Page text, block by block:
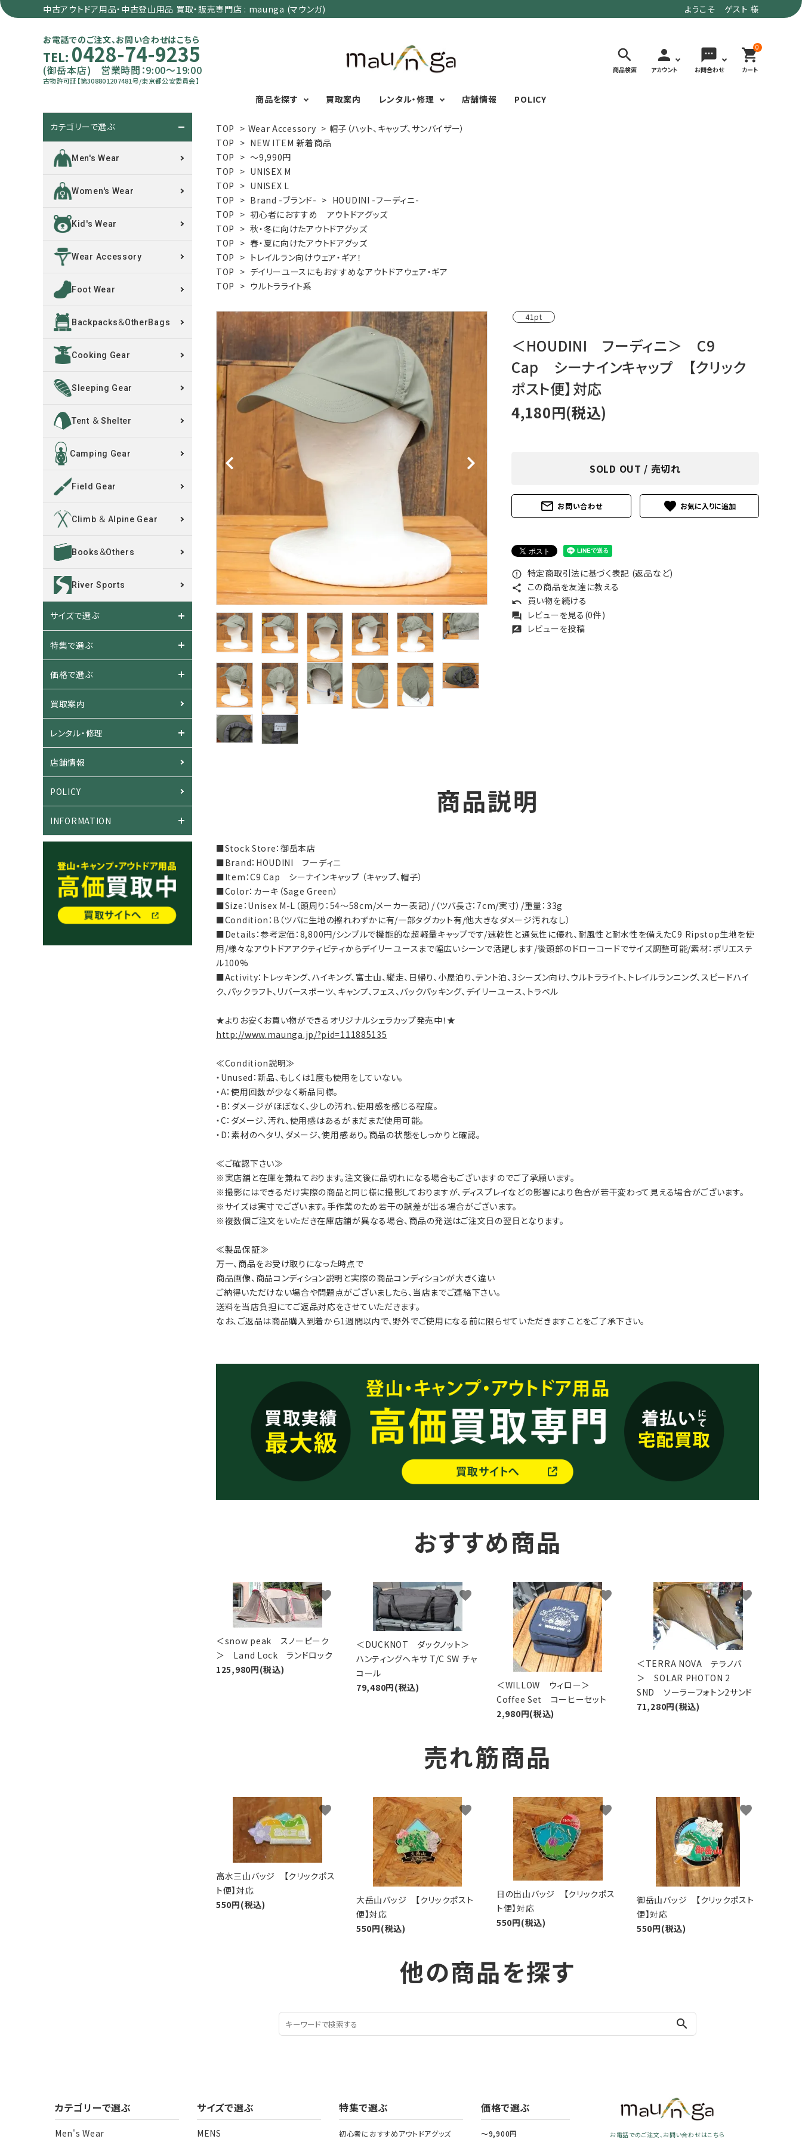
中古アウトドア用品・中古登山用品 買取・販売専門店 : maunga (マウンガ) ようこそ ゲスト 様
お電話でのご注文、お問い合わせはこちら
TEL: 0428-74-9235
(御岳本店) 営業時間：9:00～19:00
古物許可証【第308801207481号/東京都公安委員会】
search
商品検索
person
アカウント
sms
お問合わせ
0
shopping_cart
カート
商品を探す
カテゴリーで選ぶ
Men's Wear
Women's Wear
Kid's Wear
Wear Accessory
Foot Wear
Backpacks＆
OtherBags
Cooking Gear
Tent ＆ Shelter
Camping Gear
Field Gear
Climb ＆ Alpine
Gear
Books＆Others
River Sports
XXS
XS M
XXSXSS MLXL
ギア
テント泊山行に向けたギ
ア！
沢登りに向けたウェア・ギ
ア！
トレイルラン向けウェア・ギ
ア！
キャンプに向けたギア！
買取案内 レンタル・修理 店舗情報 POLICY
レンタル・修理
INFORMATION
ACCOUNT MENU
ようこそ ゲスト 様
ログイン
TOP > Wear Accessory > 帽子（ハット、キャップ、サンバイザー）
TOP > NEW ITEM 新着商品
TOP > ～9,990円
TOP > UNISEX M
TOP > UNISEX L
TOP > Brand -ブランド- > HOUDINI -フーディニ-
TOP > 初心者におすすめ アウトドアグッズ
TOP > 秋・冬に向けたアウトドアグッズ
TOP > 春・夏に向けたアウトドアグッズ
TOP > トレイルラン向けウェア・ギア！
TOP > デイリーユースにもおすすめなアウトドアウェア・ギア
TOP > ウルトラライト系
41pt
＜HOUDINI フーディニ＞ C9
Cap シーナインキャップ 【クリック
ポスト便】対応
4,180円(税込)
SOLD OUT / 売切れ
mail_outline お問い合わせ favorite
error_outline 特定商取引法に基づく表記 (返品など)
share この商品を友達に教える
undo 買い物を続ける
forum レビューを見る(0件)
rate_review レビューを投稿
商品説明
■Stock Store：御岳本店
■Brand：HOUDINI フーディニ
■Item：C9 Cap シーナインキャップ （キャップ、帽子）
■Color：カーキ（Sage Green）
■Size：Unisex M-L（頭周り：54～58cm/メーカー表記）/（ツバ長さ：7cm/実寸）/重量：33g
■Condition：B（ツバに生地の擦れわずかに有/一部タグカット有/他大きなダメージ汚れなし）
■Details：参考定価：8,800円/シンプルで機能的な超軽量キャップです/速乾性と通気性に優れ、耐風性と耐水性を備えたC9 Ripstop生地を使
用/様々なアウトドアアクティビティからデイリーユースまで幅広いシーンで活躍します/後頭部のドローコードでサイズ調整可能/素材：ポリエステ
ル100%
■Activity：トレッキング、ハイキング、富士山、縦走、日帰り、小屋泊り、テント泊、3シーズン向け、ウルトラライト、トレイルランニング、スピードハイ
ク、パックラフト、リバースポーツ、キャンプ、フェス、バックパッキング、デイリーユース、トラベル
★よりお安くお買い物ができるオリジナルシェラカップ発売中！★
http://www.maunga.jp/?pid=111885135
≪Condition説明≫
・Unused：新品、もしくは1度も使用をしていない。
・A：使用回数が少なく新品同様。
・B：ダメージがほぼなく、少しの汚れ、使用感を感じる程度。
・C：ダメージ、汚れ、使用感はあるがまだまだ使用可能。
・D：素材のヘタリ、ダメージ、使用感あり。商品の状態をしっかりと確認。
≪ご確認下さい≫
※実店舗と在庫を兼ねております。注文後に品切れになる場合もございますのでご了承願います。
※撮影にはできるだけ実際の商品と同じ様に撮影しておりますが、ディスプレイなどの影響により色合が若干変わって見える場合がございます。
※サイズは実寸でございます。手作業のため若干の誤差が出る場合がございます。
※複数個ご注文をいただき在庫店舗が異なる場合、商品の発送はご注文日の翌日となります。
≪製品保証≫
万一、商品をお受け取りになった時点で
商品画像、商品コンディション説明と実際の商品コンディションが大きく違い
ご納得いただけない場合や問題点がございましたら、当店までご連絡下さい。
送料を当店負担にてご返品対応をさせていただきます。
なお、ご返品は商品購入到着から1週間以内で、野外でご使用になる前に限らせていただきますことをご了承下さい。
おすすめ商品
＜snow peak スノーピーク
＞ Land Lock ランドロック
125,980円(税込)
favorite
＜DUCKNOT ダックノット＞
ハンティングヘキサ T/C SW チャ
コール
79,480円(税込)
favorite
＜WILLOW ウィロー＞
Coffee Set コーヒーセット
2,980円(税込)
favorite
＜TERRA NOVA テラノバ
＞ SOLAR PHOTON 2
SND ソーラーフォトン2サンド
71,280円(税込)
favorite
売れ筋商品
高水三山バッジ 【クリックポス
ト便】対応
550円(税込)
favorite
大岳山バッジ 【クリックポスト
便】対応
550円(税込)
favorite
日の出山バッジ 【クリックポス
ト便】対応
550円(税込)
favorite
御岳山バッジ 【クリックポスト
便】対応
550円(税込)
favorite
他の商品を探す
search
カテゴリーで選ぶ
Men's Wear
Women's Wear
Kid's Wear
Wear Accessory
Foot Wear
Backpacks＆OtherBags
Cooking Gear
Sleeping Gear
Tent ＆ Shelter
Camping Gear
Field Gear
Climb ＆ Alpine Gear
Books＆Others
River Sports
サイズで選ぶ
特集で選ぶ
価格で選ぶ
買取案内
レンタル・修理
店舗情報
POLICY
INFORMATION
カテゴリーで選ぶ
Men's Wear
サイズで選ぶ
MENS
特集で選ぶ
初心者におすすめアウトドアグッズ
価格で選ぶ
～9,900円 お電話でのご注文、お問い合わせはこちら